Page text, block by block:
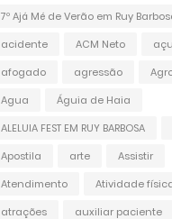
7º Ajá Mé de Verão em Ruy
acidente
ACM Neto
afogado
agressão
Agua
Águia de Haia
ALELUIA FEST EM RUY BARBOSA
Apostila
arte
Assistir
Atendimento
Atividade
atrações
auxiliar paciente